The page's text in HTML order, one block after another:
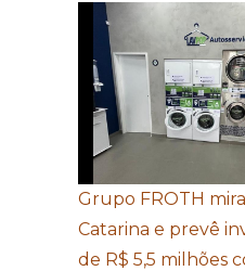
Grupo FROTH
Catarina e prevê
de R$ 5,5 milhões